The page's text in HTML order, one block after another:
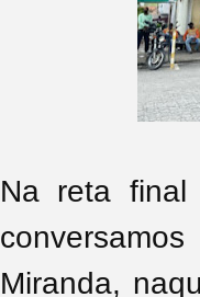
Na reta final
Miranda,